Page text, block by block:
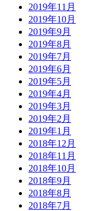
2019年11月
2019年10月
2019年9月
2019年8月
2019年7月
2019年6月
2019年5月
2019年4月
2019年3月
2019年2月
2019年1月
2018年12月
2018年11月
2018年10月
2018年9月
2018年8月
2018年7月